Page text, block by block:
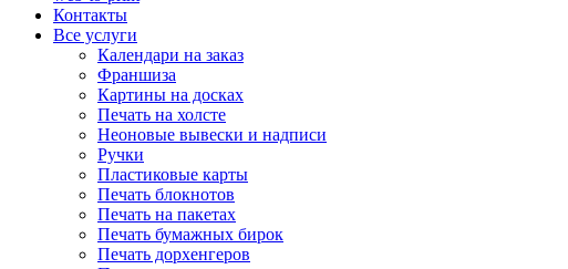
Контакты
Все услуги
Календари на заказ
Франшиза
Картины на досках
Печать на холсте
Неоновые вывески и надписи
Ручки
Пластиковые карты
Печать блокнотов
Печать на пакетах
Печать бумажных бирок
Печать дорхенгеров